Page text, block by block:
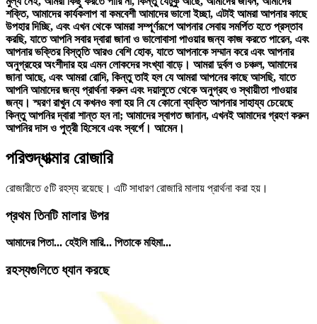
শক্তি, আমাদের কার্যকলাপ বা কমবেশী আমাদের ভালো ইচ্ছা, এটাই আমরা আপনার কাছে
উপহার দিচ্ছি, এবং এখন থেকে আমরা সম্পূর্ণরূপে আপনার সেবায় সমর্পিত হতে প্রস্তাব
করছি, যাতে আপনি সবার দ্বারা জানা ও ভালোবাসা পাওয়ার জন্য কাজ করতে পারেন, এবং
আপনার ভক্তির বিস্তৃতি আরও বেশি হোক, যাতে আপনাকে সম্মান করে এবং আপনার
অনুগ্রহের অংশীদার হয় এমন লোকদের সংখ্যা বাড়ে। আমরা দুর্বল ও চঞ্চল, আমাদের
জানা আছে, এবং আমরা রোদি, কিন্তু তাই হল যে আমরা আপনের কাছে আসছি, যাতে
আপনি আমাদের জন্য প্রার্থনা করুন এবং দয়ালুতে থেকে অনুগ্রহ ও স্থায়ীতা পাওয়ার
জন্য। স্মরণ রাখুন যে কখনও বলা হয় নি যে কোনো ব্যক্তি আপনার সাহায্য চেয়েছে
কিন্তু আপনির দ্বারা শান্ত হন না; আমাদের স্বাগত জানান, এখনই আমাদের গ্রহণ করুন
আপনির দাস ও পুত্রী হিসেবে এবং স্বর্গে। আমেন।
পরিশুদ্ধাত্মার রোজারি
রোজারীতে ৫টি রহস্য রয়েছে। এটি সাধারণ রোজারি মালায় প্রার্থনা করা হয়।
প্রথম তিনটি মালার উপর
আমাদের পিতা... হেইলি মারি... পিতাকে মহিমা...
রহস্যগুলিতে ধ্যান করছে